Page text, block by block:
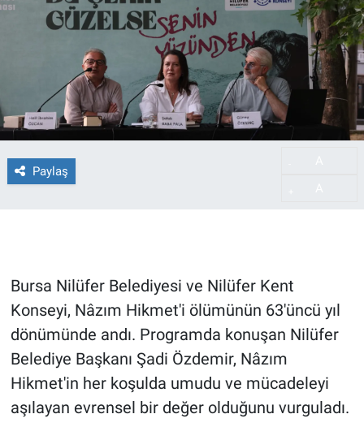
Paylaş
Bursa Nilüfer Belediyesi ve Nilüfer Kent
Konseyi, Nâzım Hikmet'i ölümünün 63'üncü yıl
dönümünde andı. Programda konuşan Nilüfer
Belediye Başkanı Şadi Özdemir, Nâzım
Hikmet'in her koşulda umudu ve mücadeleyi
aşılayan evrensel bir değer olduğunu vurguladı.